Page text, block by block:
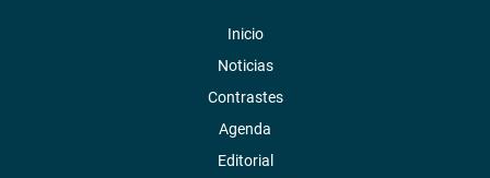
Inicio
Noticias
Contrastes
Agenda
Editorial